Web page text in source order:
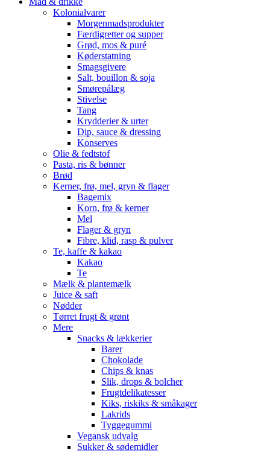
Kolonialvarer
Morgenmadsprodukter
Færdigretter og supper
Grød, mos & puré
Køderstatning
Smagsgivere
Salt, bouillon & soja
Smørepålæg
Stivelse
Tang
Krydderier & urter
Dip, sauce & dressing
Konserves
Olie & fedtstof
Pasta, ris & bønner
Brød
Kerner, frø, mel, gryn & flager
Bagemix
Korn, frø & kerner
Mel
Flager & gryn
Fibre, klid, rasp & pulver
Te, kaffe & kakao
Kakao
Te
Mælk & plantemælk
Juice & saft
Nødder
Tørret frugt & grønt
Mere
Snacks & lækkerier
Barer
Chokolade
Chips & knas
Slik, drops & bolcher
Frugtdelikatesser
Kiks, riskiks & småkager
Lakrids
Tyggegummi
Vegansk udvalg
Sukker & sødemidler